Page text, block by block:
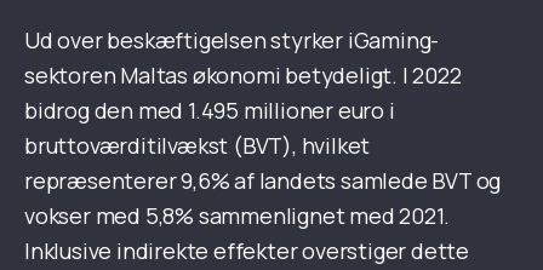
Ud over beskæftigelsen styrker iGaming-
sektoren Maltas økonomi betydeligt. I 2022
bidrog den med 1.495 millioner euro i
bruttoværditilvækst (BVT), hvilket
repræsenterer 9,6% af landets samlede BVT og
vokser med 5,8% sammenlignet med 2021.
Inklusive indirekte effekter overstiger dette